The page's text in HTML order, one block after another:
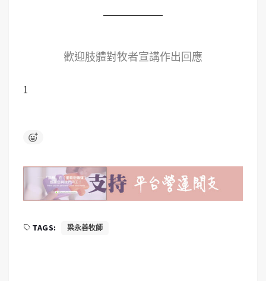
歡迎肢體對牧者宣講作出回應
1
TAGS: 梁永善牧師